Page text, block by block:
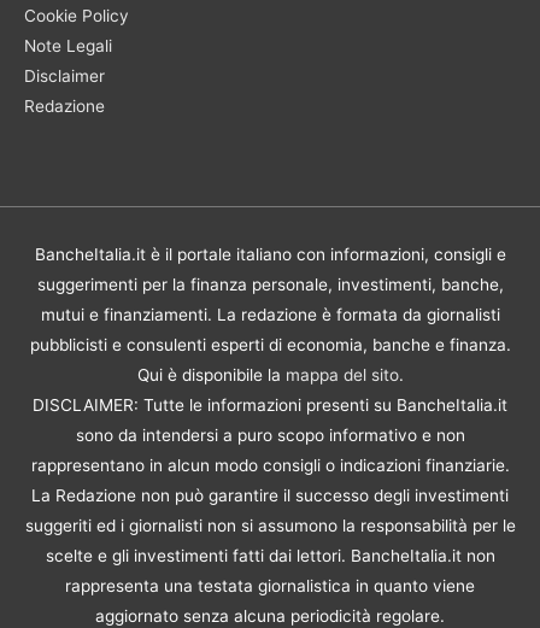
Cookie Policy
Note Legali
Disclaimer
Redazione
BancheItalia.it è il portale italiano con informazioni, consigli e
suggerimenti per la finanza personale, investimenti, banche,
mutui e finanziamenti. La redazione è formata da giornalisti
pubblicisti e consulenti esperti di economia, banche e finanza.
Qui è disponibile la mappa del sito.
DISCLAIMER: Tutte le informazioni presenti su BancheItalia.it
sono da intendersi a puro scopo informativo e non
rappresentano in alcun modo consigli o indicazioni finanziarie.
La Redazione non può garantire il successo degli investimenti
suggeriti ed i giornalisti non si assumono la responsabilità per le
scelte e gli investimenti fatti dai lettori. BancheItalia.it non
rappresenta una testata giornalistica in quanto viene
aggiornato senza alcuna periodicità regolare.